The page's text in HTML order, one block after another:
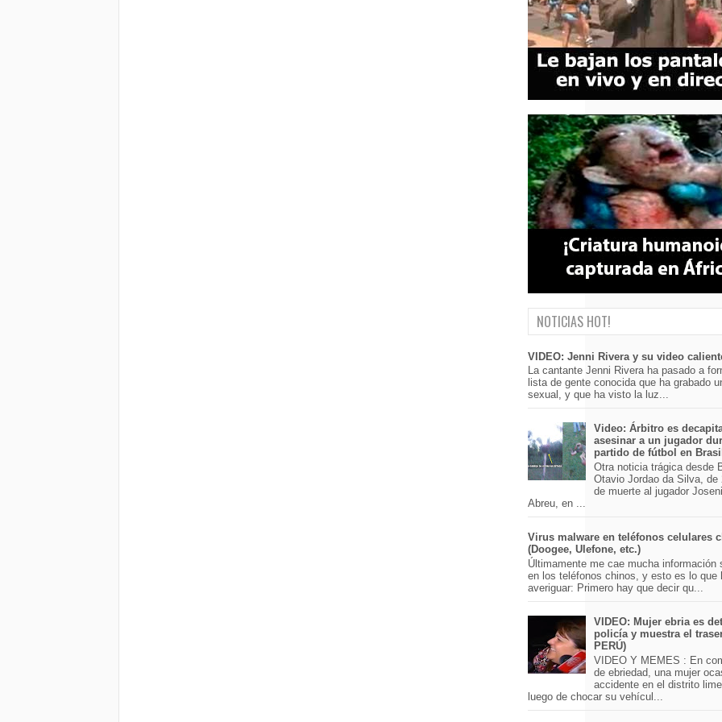
NOTICIAS HOT!
VIDEO: Jenni Rivera y su video
La cantante Jenni Rivera ha pasado a
lista de gente conocida que ha grabado
sexual, y que ha visto la luz...
Video: Árbitro es
asesinar a un jugador
partido de fútbol en
Otra noticia trágica desde
Otavio Jordao da Silva, de
de muerte al jugador
Abreu, en ...
Virus malware en teléfonos celulares
(Doogee, Ulefone, etc.)
Últimamente me cae mucha información
en los teléfonos chinos, y esto es lo que
averiguar: Primero hay que decir qu...
VIDEO: Mujer ebria es
policía y muestra el
PERÚ)
VIDEO Y MEMES : En
de ebriedad, una mujer
accidente en el distrito
luego de chocar su vehícul...